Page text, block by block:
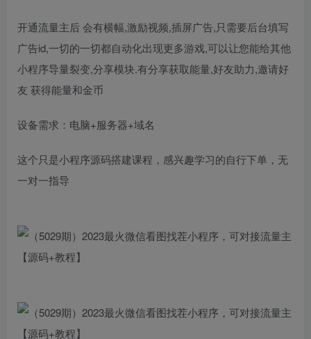
开通流量主后 会有横幅,激励视频,插屏广告,只需要后台填写
广告id,一切的一切都自动化出现更多游戏,可以让您能给其他
小程序导量裂变,分享模块.有分享获取能量,好友助力,邀请好
友 获得能量和金币
设备需求：电脑+服务器+域名
这个只是小程序源码搭建课程，感兴趣学习的自行下单，无
一对一指导